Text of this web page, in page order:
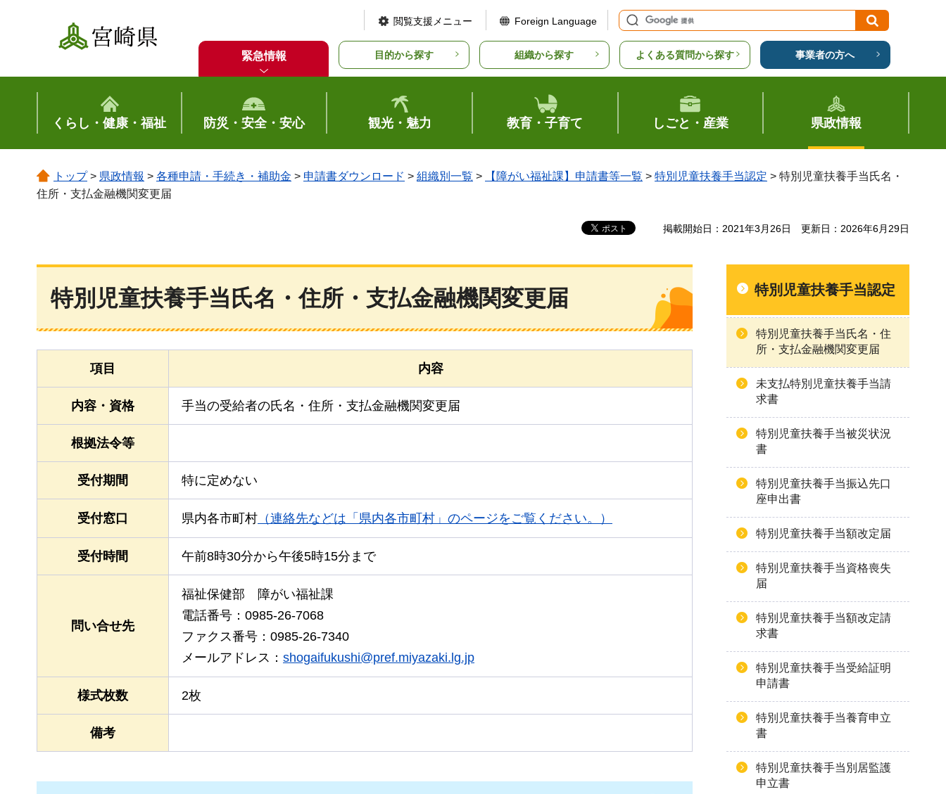
宮崎県
閲覧支援メニュー Foreign Language
緊急情報 目的から探す 組織から探す よくある質問から探す 事業者の方へ
くらし・健康・福祉 防災・安全・安心 観光・魅力 教育・子育て しごと・産業 県政情報
トップ> 県政情報 > 各種申請・手続き・補助金 > 申請書ダウンロード > 組織別一覧 > 【障がい福祉課】申請書等一覧 > 特別児童扶養手当認定 > 特別児童扶養手当氏名・
住所・支払金融機関変更届
掲載開始日：2021年3月26日 更新日：2026年6月29日
特別児童扶養手当氏名・住所・支払金融機関変更届
項目 内容
内容・資格 手当の受給者の氏名・住所・支払金融機関変更届
根拠法令等
受付期間 特に定めない
受付窓口 県内各市町村 （連絡先などは「県内各市町村」のページをご覧ください。）
受付時間 午前8時30分から午後5時15分まで
問い合せ先
福祉保健部 障がい福祉課
電話番号：0985-26-7068
ファクス番号：0985-26-7340
メールアドレス： shogaifukushi@pref.miyazaki.lg.jp
様式枚数 2枚
備考
特別児童扶養手当認定
特別児童扶養手当氏名・住
所・支払金融機関変更届
未支払特別児童扶養手当請
求書
特別児童扶養手当被災状況
書
特別児童扶養手当振込先口
座申出書
特別児童扶養手当額改定届
特別児童扶養手当資格喪失
届
特別児童扶養手当額改定請
求書
特別児童扶養手当受給証明
申請書
特別児童扶養手当養育申立
書
特別児童扶養手当別居監護
申立書